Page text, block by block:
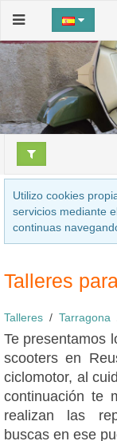
Utilizo cookies
servicios mediante
continuas
Talleres
Talleres Tarragona
Te presentamos
scooters en
ciclomotor, al
continuación te
realizan las
buscas en ese